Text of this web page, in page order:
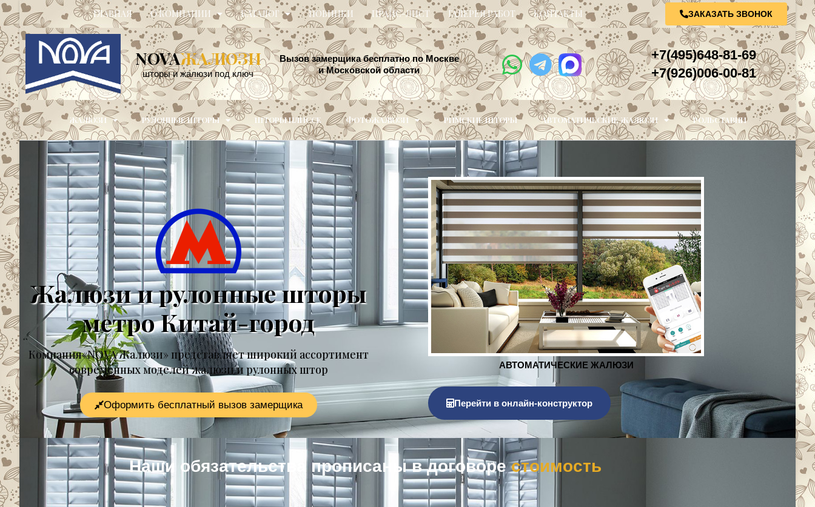
ГЛАВНАЯ О КОМПАНИИ КАТАЛОГ НОВИНКИ ПРАЙС-ЛИСТ ГАЛЕРЕЯ РАБОТ КОНТАКТЫ ЗАКАЗАТЬ ЗВОНОК
NOVAЖАЛЮЗИ
шторы и жалюзи под ключ
Вызов замерщика бесплатно по Москве
и Московской области
+7(495)648-81-69
+7(926)006-00-81
ЖАЛЮЗИ РУЛОННЫЕ ШТОРЫ ШТОРЫ ПЛИССЕ ФОТОЖАЛЮЗИ РИМСКИЕ ШТОРЫ АВТОМАТИЧЕСКИЕ ЖАЛЮЗИ РОЛЬСТАВНИ
Жалюзи и рулонные шторы
метро Китай-город
Компания«NOVA Жалюзи» представляет широкий ассортимент
современных моделей жалюзи и рулонных штор
Оформить бесплатный вызов замерщика
ЖАЛЮЗИ
Перейти в онлайн-конструктор
Наши обязательства прописаны в договоре компе